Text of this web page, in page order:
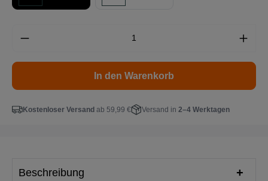
In den Warenkorb
Kostenloser Versand ab 59,99 € Versand in 2–4 Werktagen
Beschreibung